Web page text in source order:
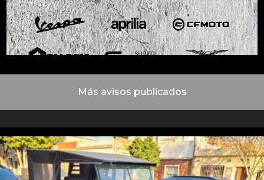
Más avisos publicados